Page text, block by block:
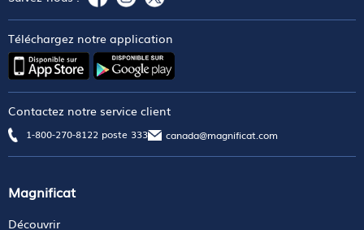
Téléchargez notre application
Contactez notre service client
1-800-270-8122 poste 333 canada@magnificat.com
Magnificat
Découvrir